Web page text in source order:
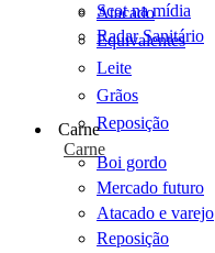
Scot na mídia
Radar Sanitário
Atacado
Equivalentes
Leite
Grãos
Reposição
Carne
Carne
Boi gordo
Mercado futuro
Atacado e varejo
Reposição